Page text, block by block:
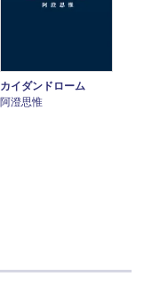
カイダンドローム
阿澄思惟